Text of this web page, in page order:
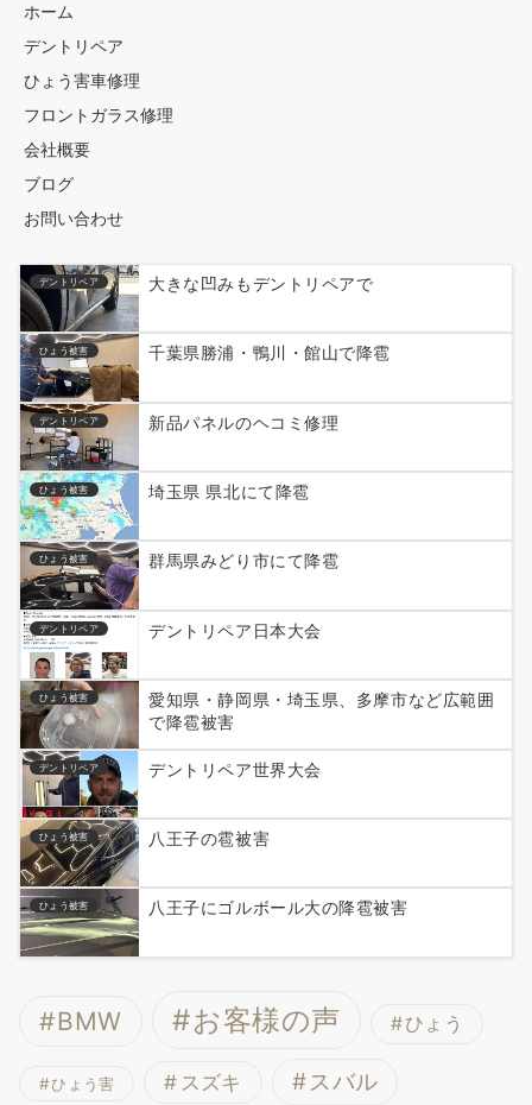
ホーム
デントリペア
ひょう害車修理
フロントガラス修理
会社概要
ブログ
お問い合わせ
デントリペア 大きな凹みもデントリペアで
ひょう被害 千葉県勝浦・鴨川・館山で降雹
デントリペア 新品パネルのヘコミ修理
ひょう被害 埼玉県 県北にて降雹
ひょう被害 群馬県みどり市にて降雹
デントリペア デントリペア日本大会
ひょう被害
愛知県・静岡県・埼玉県、多摩市など広範囲
で降雹被害
デントリペア デントリペア世界大会
ひょう被害 八王子の雹被害
ひょう被害 八王子にゴルボール大の降雹被害
BMW お客様の声 ひょう
ひょう害 スズキ スバル